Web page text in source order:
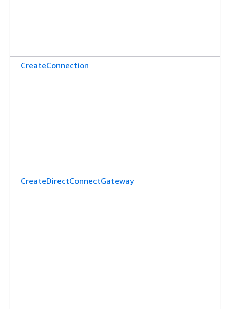
CreateConnection
CreateDirectConnectGateway